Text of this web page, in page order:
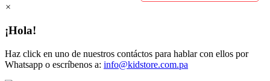
×
¡Hola!
Haz click en uno de nuestros contáctos para hablar con ellos por
Whatsapp o escríbenos a: info@kidstore.com.pa